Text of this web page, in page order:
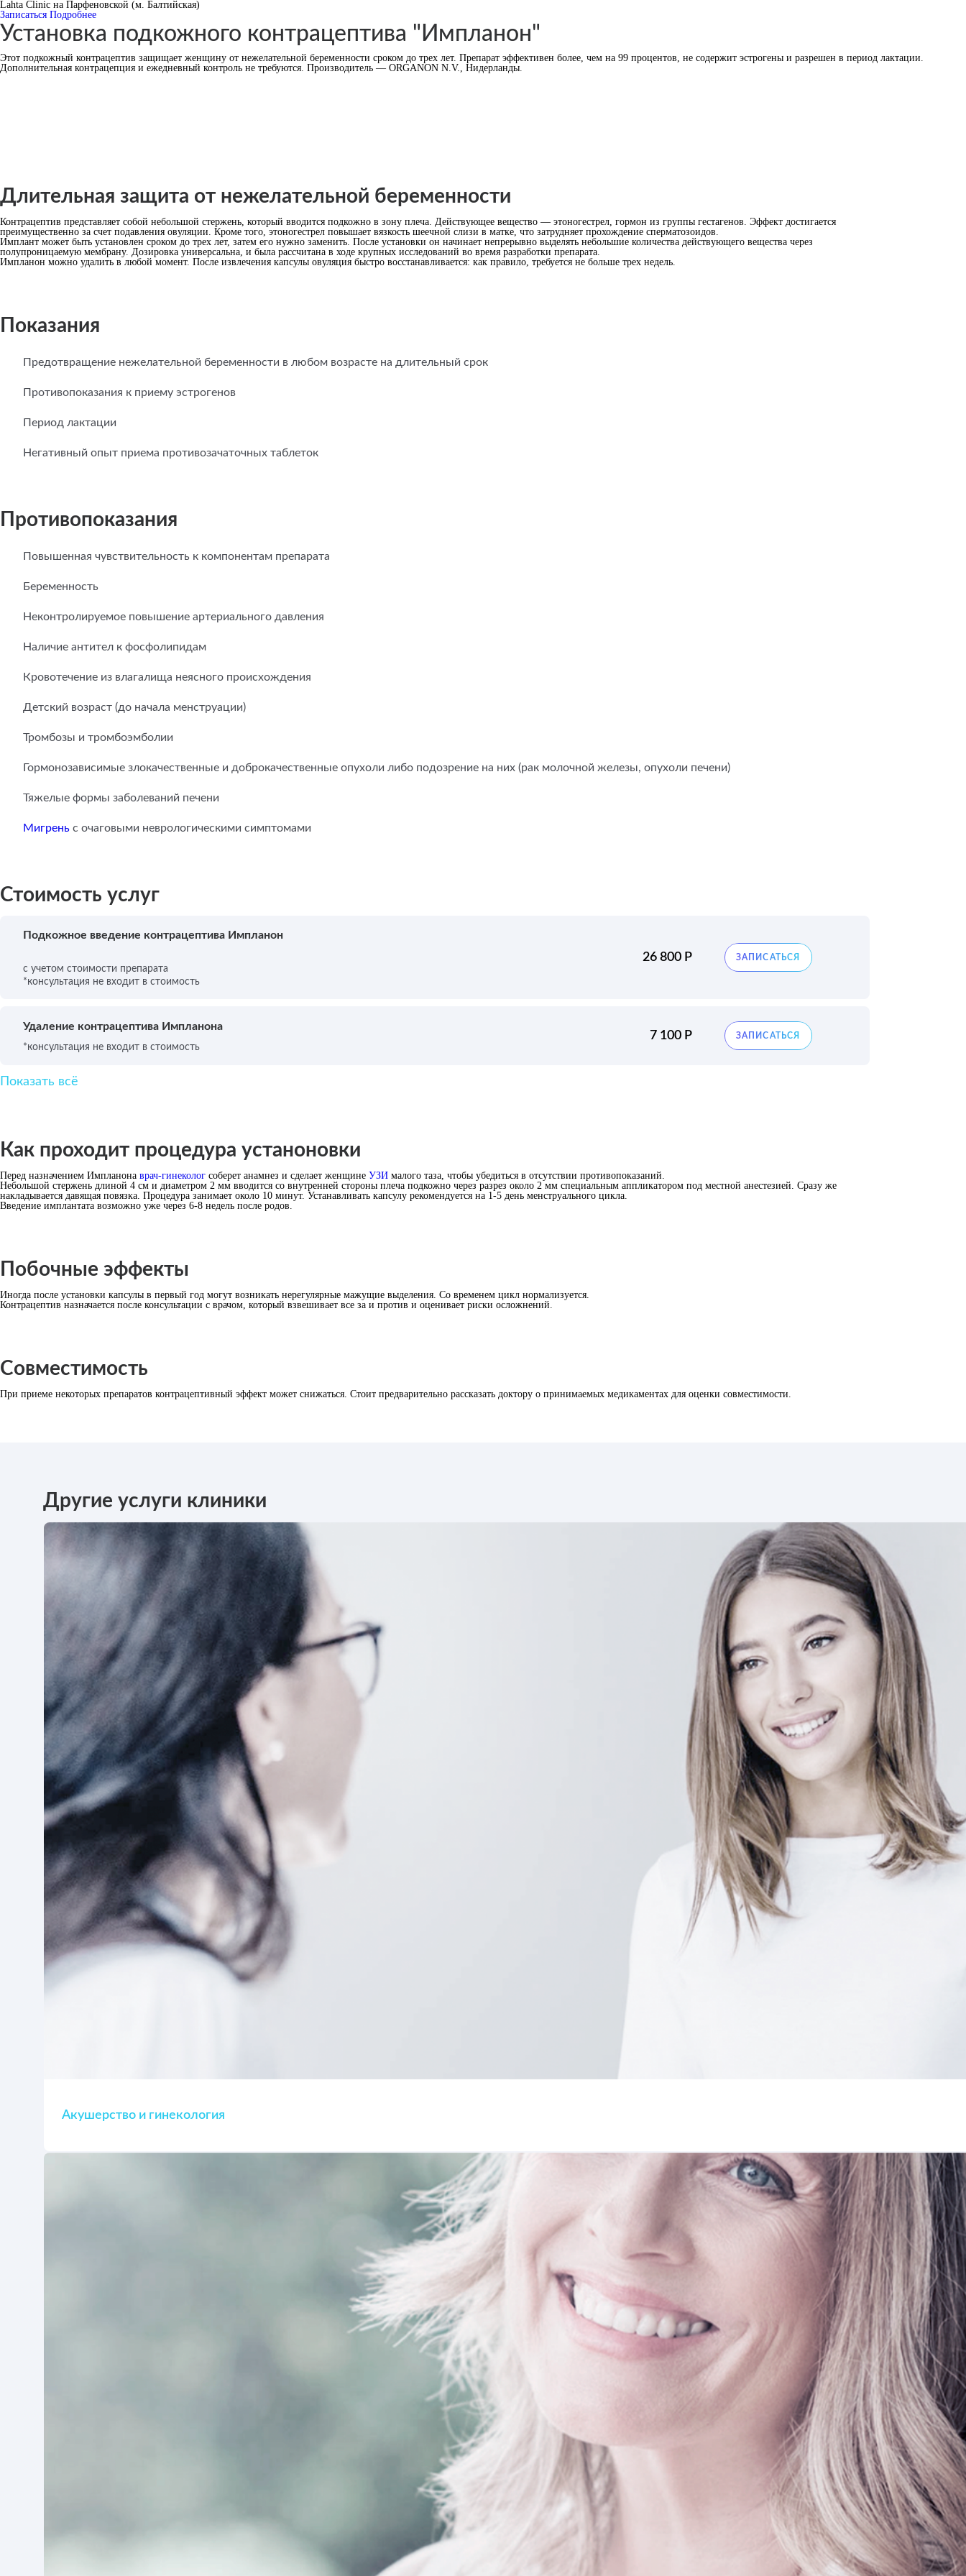
Lahta Clinic на Парфеновской (м. Балтийская)
Записаться Подробнее
Установка подкожного контрацептива "Импланон"
Этот подкожный контрацептив защищает женщину от нежелательной беременности сроком до трех лет. Препарат эффективен более, чем на 99 процентов, не содержит эстрогены и разрешен в период лактации.
Дополнительная контрацепция и ежедневный контроль не требуются. Производитель — ORGANON N.V., Нидерланды.
Длительная защита от нежелательной беременности
Контрацептив представляет собой небольшой стержень, который вводится подкожно в зону плеча. Действующее вещество — этоногестрел, гормон из группы гестагенов. Эффект достигается
преимущественно за счет подавления овуляции. Кроме того, этоногестрел повышает вязкость шеечной слизи в матке, что затрудняет прохождение сперматозоидов.
Имплант может быть установлен сроком до трех лет, затем его нужно заменить. После установки он начинает непрерывно выделять небольшие количества действующего вещества через
полупроницаемую мембрану. Дозировка универсальна, и была рассчитана в ходе крупных исследований во время разработки препарата.
Импланон можно удалить в любой момент. После извлечения капсулы овуляция быстро восстанавливается: как правило, требуется не больше трех недель.
Показания
Предотвращение нежелательной беременности в любом возрасте на длительный срок
Противопоказания к приему эстрогенов
Период лактации
Негативный опыт приема противозачаточных таблеток
Противопоказания
Повышенная чувствительность к компонентам препарата
Беременность
Неконтролируемое повышение артериального давления
Наличие антител к фосфолипидам
Кровотечение из влагалища неясного происхождения
Детский возраст (до начала менструации)
Тромбозы и тромбоэмболии
Гормонозависимые злокачественные и доброкачественные опухоли либо подозрение на них (рак молочной железы, опухоли печени)
Тяжелые формы заболеваний печени
Мигрень с очаговыми неврологическими симптомами
Стоимость услуг
Подкожное введение контрацептива Импланон
с учетом стоимости препарата
*консультация не входит в стоимость
26 800 Р
Удаление контрацептива Импланона
*консультация не входит в стоимость
7 100 Р
Показать всё
Как проходит процедура устаноновки
Перед назначением Импланона врач-гинеколог соберет анамнез и сделает женщине УЗИ малого таза, чтобы убедиться в отсутствии противопоказаний.
Небольшой стержень длиной 4 см и диаметром 2 мм вводится со внутренней стороны плеча подкожно через разрез около 2 мм специальным аппликатором под местной анестезией. Сразу же
накладывается давящая повязка. Процедура занимает около 10 минут. Устанавливать капсулу рекомендуется на 1-5 день менструального цикла.
Введение имплантата возможно уже через 6-8 недель после родов.
Побочные эффекты
Иногда после установки капсулы в первый год могут возникать нерегулярные мажущие выделения. Со временем цикл нормализуется.
Контрацептив назначается после консультации с врачом, который взвешивает все за и против и оценивает риски осложнений.
Совместимость
При приеме некоторых препаратов контрацептивный эффект может снижаться. Стоит предварительно рассказать доктору о принимаемых медикаментах для оценки совместимости.
Другие услуги клиники
Акушерство и гинекология